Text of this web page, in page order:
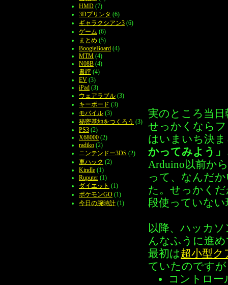
実のところ当
せっかくなら
はいまいち決
かってみよう」
Arduino以前か
って、なんだ
た。せっかく
段使っていな
以降、ハッカ
んなふうに進
最初は超小型ク
ていたのです
コントロー
HMD (7)
3Dプリンタ (6)
ギャラクシアン3 (6)
ゲーム (6)
まとめ (5)
BoogieBoard (4)
MTM (4)
N08B (4)
書評 (4)
EV (3)
iPad (3)
ウェアラブル (3)
キーボード (3)
モバイル (3)
秘密基地をつくろう (3)
PS3 (2)
X68000 (2)
radiko (2)
ニンテンドー3DS (2)
車ハック (2)
Kindle (1)
Ruputer (1)
ダイエット (1)
ポケモンGO (1)
今日の腕時計 (1)